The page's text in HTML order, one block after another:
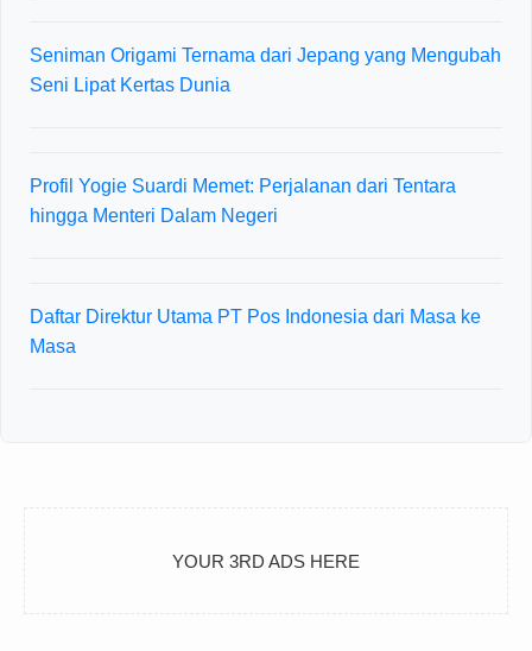
Seniman Origami Ternama dari Jepang yang Mengubah
Seni Lipat Kertas Dunia
Profil Yogie Suardi Memet: Perjalanan dari Tentara
hingga Menteri Dalam Negeri
Daftar Direktur Utama PT Pos Indonesia dari Masa ke
Masa
YOUR 3RD ADS HERE